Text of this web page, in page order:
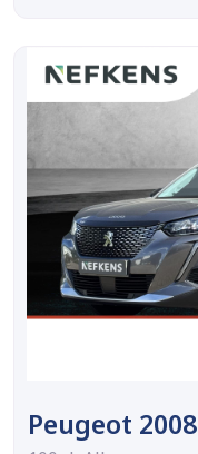
Peugeot 2008